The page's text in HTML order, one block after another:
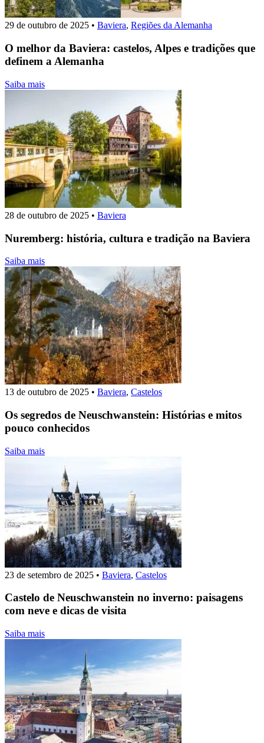
29 de outubro de 2025 • Baviera, Regiões da Alemanha
O melhor da Baviera: castelos, Alpes e tradições que
definem a Alemanha
Saiba mais
28 de outubro de 2025 • Baviera
Nuremberg: história, cultura e tradição na Baviera
Saiba mais
13 de outubro de 2025 • Baviera, Castelos
Os segredos de Neuschwanstein: Histórias e mitos
pouco conhecidos
Saiba mais
23 de setembro de 2025 • Baviera, Castelos
Castelo de Neuschwanstein no inverno: paisagens
com neve e dicas de visita
Saiba mais